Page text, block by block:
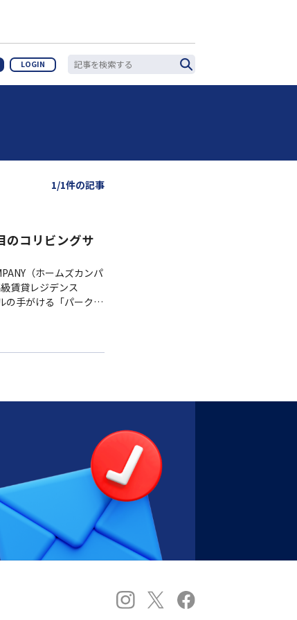
LOGIN
1/1件の記事
のコリビングサ
（ホームズカンパ
賃貸レジデンス
の手がける「パークア
ービス提供を開…